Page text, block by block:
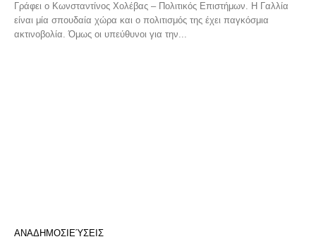
Γράφει ο Κωνσταντίνος Χολέβας – Πολιτικός Επιστήμων. Η Γαλλία
είναι μία σπουδαία χώρα και ο πολιτισμός της έχει παγκόσμια
ακτινοβολία. Όμως οι υπεύθυνοι για την...
ΑΝΑΔΗΜΟΣΙΕΎΣΕΙΣ